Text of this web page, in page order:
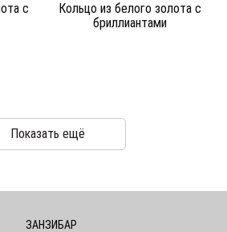
c
Кольцо из белого золота c
бриллиантами
Показать ещё
ЗАНЗИБАР